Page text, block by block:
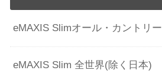
eMAXIS Slimオール・カントリー
eMAXIS Slim 全世界(除く日本)